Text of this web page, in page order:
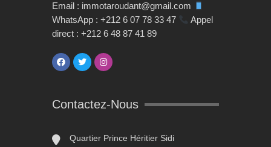
Email : immotaroudant@gmail.com
WhatsApp : +212 6 07 78 33 47
Appel
direct : +212 6 48 87 41 89
Contactez-Nous
Quartier Prince Héritier Sidi